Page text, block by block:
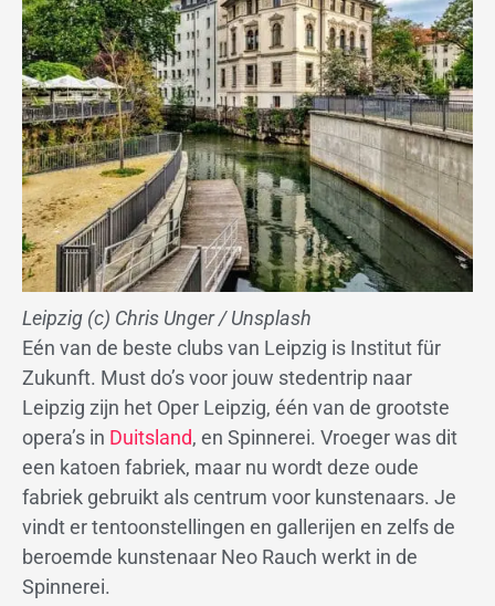
Leipzig (c) Chris Unger / Unsplash
Eén van de beste clubs van Leipzig is Institut für
Zukunft. Must do’s voor jouw stedentrip naar
Leipzig zijn het Oper Leipzig, één van de grootste
opera’s in Duitsland, en Spinnerei. Vroeger was dit
een katoen fabriek, maar nu wordt deze oude
fabriek gebruikt als centrum voor kunstenaars. Je
vindt er tentoonstellingen en gallerijen en zelfs de
beroemde kunstenaar Neo Rauch werkt in de
Spinnerei.